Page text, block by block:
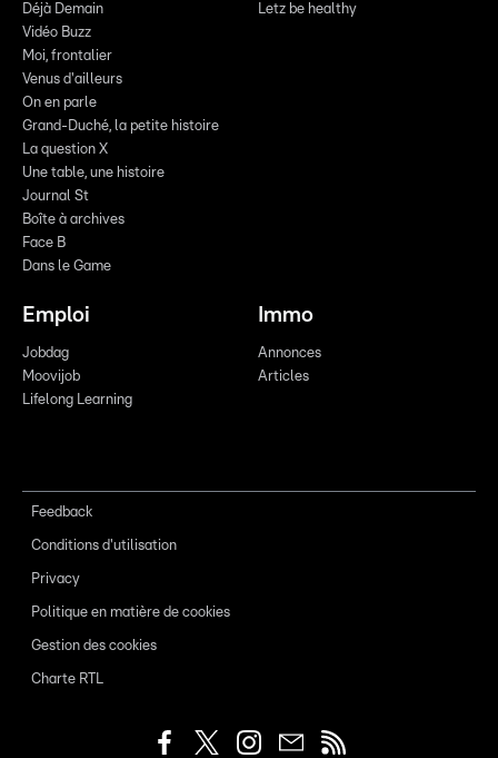
Déjà Demain
Vidéo Buzz
Moi, frontalier
Venus d'ailleurs
On en parle
Grand-Duché, la petite histoire
La question X
Une table, une histoire
Journal St
Boîte à archives
Face B
Dans le Game
Letz be healthy
Emploi
Jobdag
Moovijob
Lifelong Learning
Immo
Annonces
Articles
Feedback
Conditions d'utilisation
Privacy
Politique en matière de cookies
Gestion des cookies
Charte RTL